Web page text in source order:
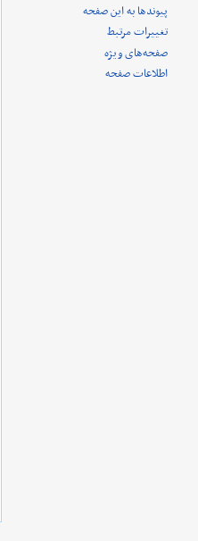
پیوندها به این صفحه
تغییرات مرتبط
صفحه‌های ویژه
اطلاعات صفحه